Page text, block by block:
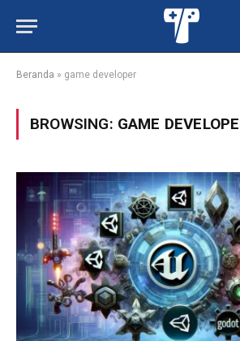
Beranda » game developer
BROWSING: GAME